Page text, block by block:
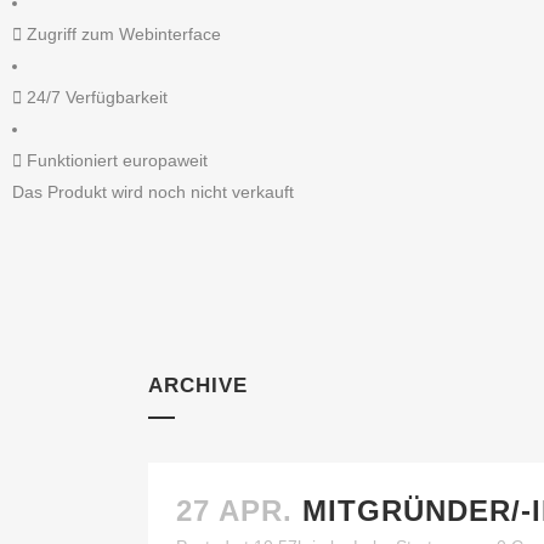
Zugriff zum Webinterface
24/7 Verfügbarkeit
Funktioniert europaweit
Das Produkt wird noch nicht verkauft
ARCHIVE
27 APR. MITGRÜNDER/-